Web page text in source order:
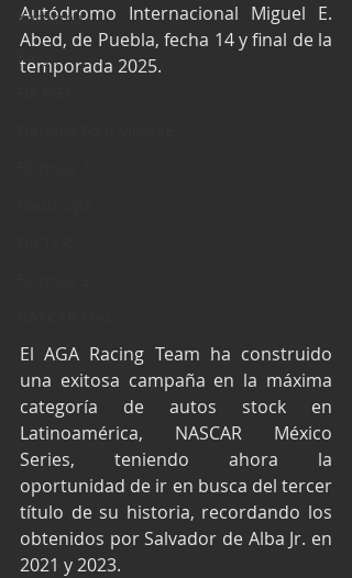
Kartismo
Rally
Autódromo Internacional Miguel E.
Abed, de Puebla, fecha 14 y final de la
temporada 2025.
El AGA Racing Team ha construido
una exitosa campaña en la máxima
categoría de autos stock en
Latinoamérica, NASCAR México
Series, teniendo ahora la
oportunidad de ir en busca del tercer
título de su historia, recordando los
obtenidos por Salvador de Alba Jr. en
2021 y 2023.